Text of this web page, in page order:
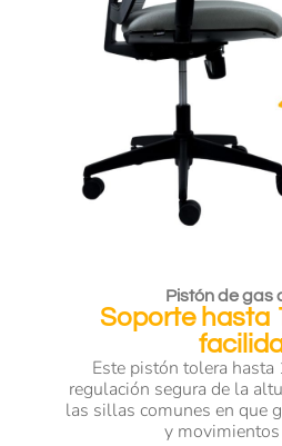
Pistón de gas
Soporte hasta
Este pistón tolera
regulación segura de la
las sillas comunes en que
y